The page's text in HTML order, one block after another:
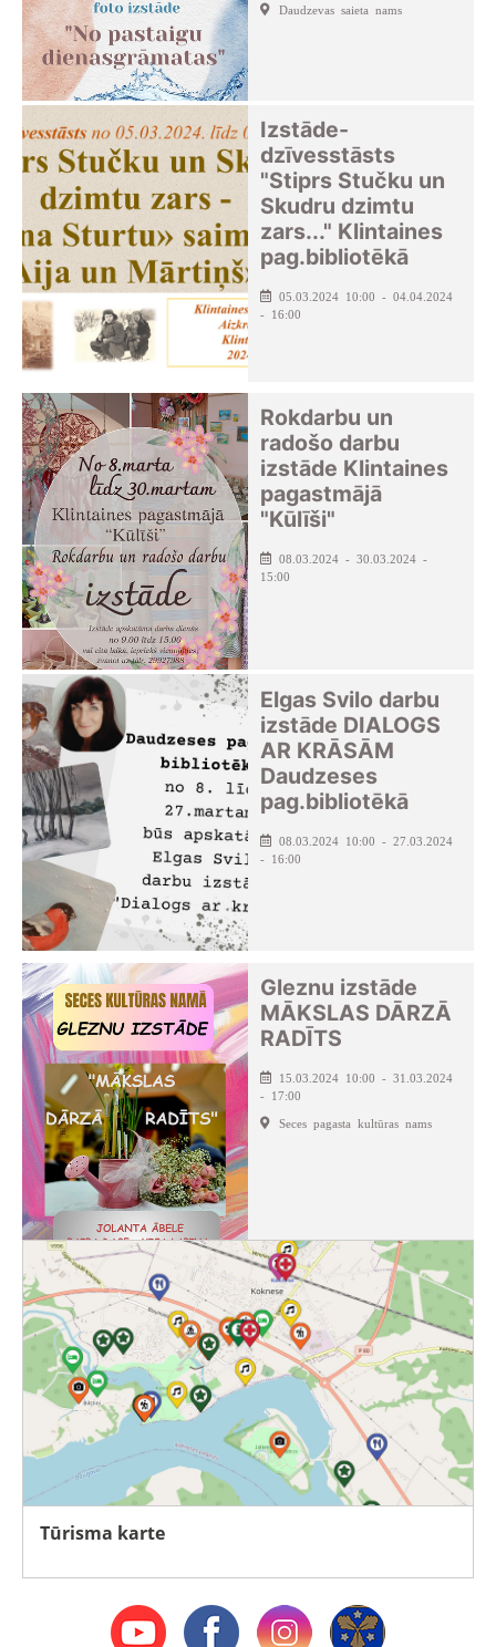
Daudzevas saieta nams
Izstāde-
dzīvesstāsts
"Stiprs Stučku un
Skudru dzimtu
zars..." Klintaines
pag.bibliotēkā
05.03.2024 10:00 - 04.04.2024
- 16:00
Rokdarbu un
radošo darbu
izstāde Klintaines
pagastmājā
"Kūlīši"
08.03.2024 - 30.03.2024 -
15:00
Elgas Svilo darbu
izstāde DIALOGS
AR KRĀSĀM
Daudzeses
pag.bibliotēkā
08.03.2024 10:00 - 27.03.2024
- 16:00
Gleznu izstāde
MĀKSLAS DĀRZĀ
RADĪTS
15.03.2024 10:00 - 31.03.2024
- 17:00
Seces pagasta kultūras nams
Tūrisma karte